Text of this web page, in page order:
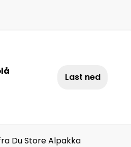
Last ned
Du Store Alpakka